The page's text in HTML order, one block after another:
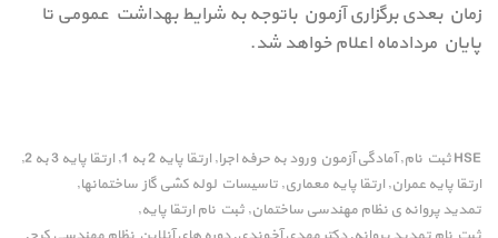
زمان بعدی برگزاری آزمون باتوجه به شرایط بهداشت عمومی تا
پایان مردادماه اعلام خواهد شد.
HSE ثبت نام ,آمادگی آزمون ورود به حرفه اجرا, ارتقا پایه 2 به 1 , ارتقا پایه 3 به 2 ,
ارتقا پایه عمران, ارتقا پایه معماری, تاسیسات لوله کشی گاز ساختمانها,
تمدید پروانه ی نظام مهندسی ساختمان, ثبت نام ارتقا پایه,